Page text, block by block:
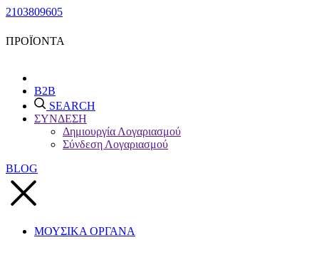
2103809605
ΠΡΟΪΟΝΤΑ
B2B
SEARCH
ΣΥΝΔΕΣΗ
Δημιουργία Λογαριασμού
Σύνδεση Λογαριασμού
BLOG
ΜΟΥΣΙΚΑ ΟΡΓΑΝΑ